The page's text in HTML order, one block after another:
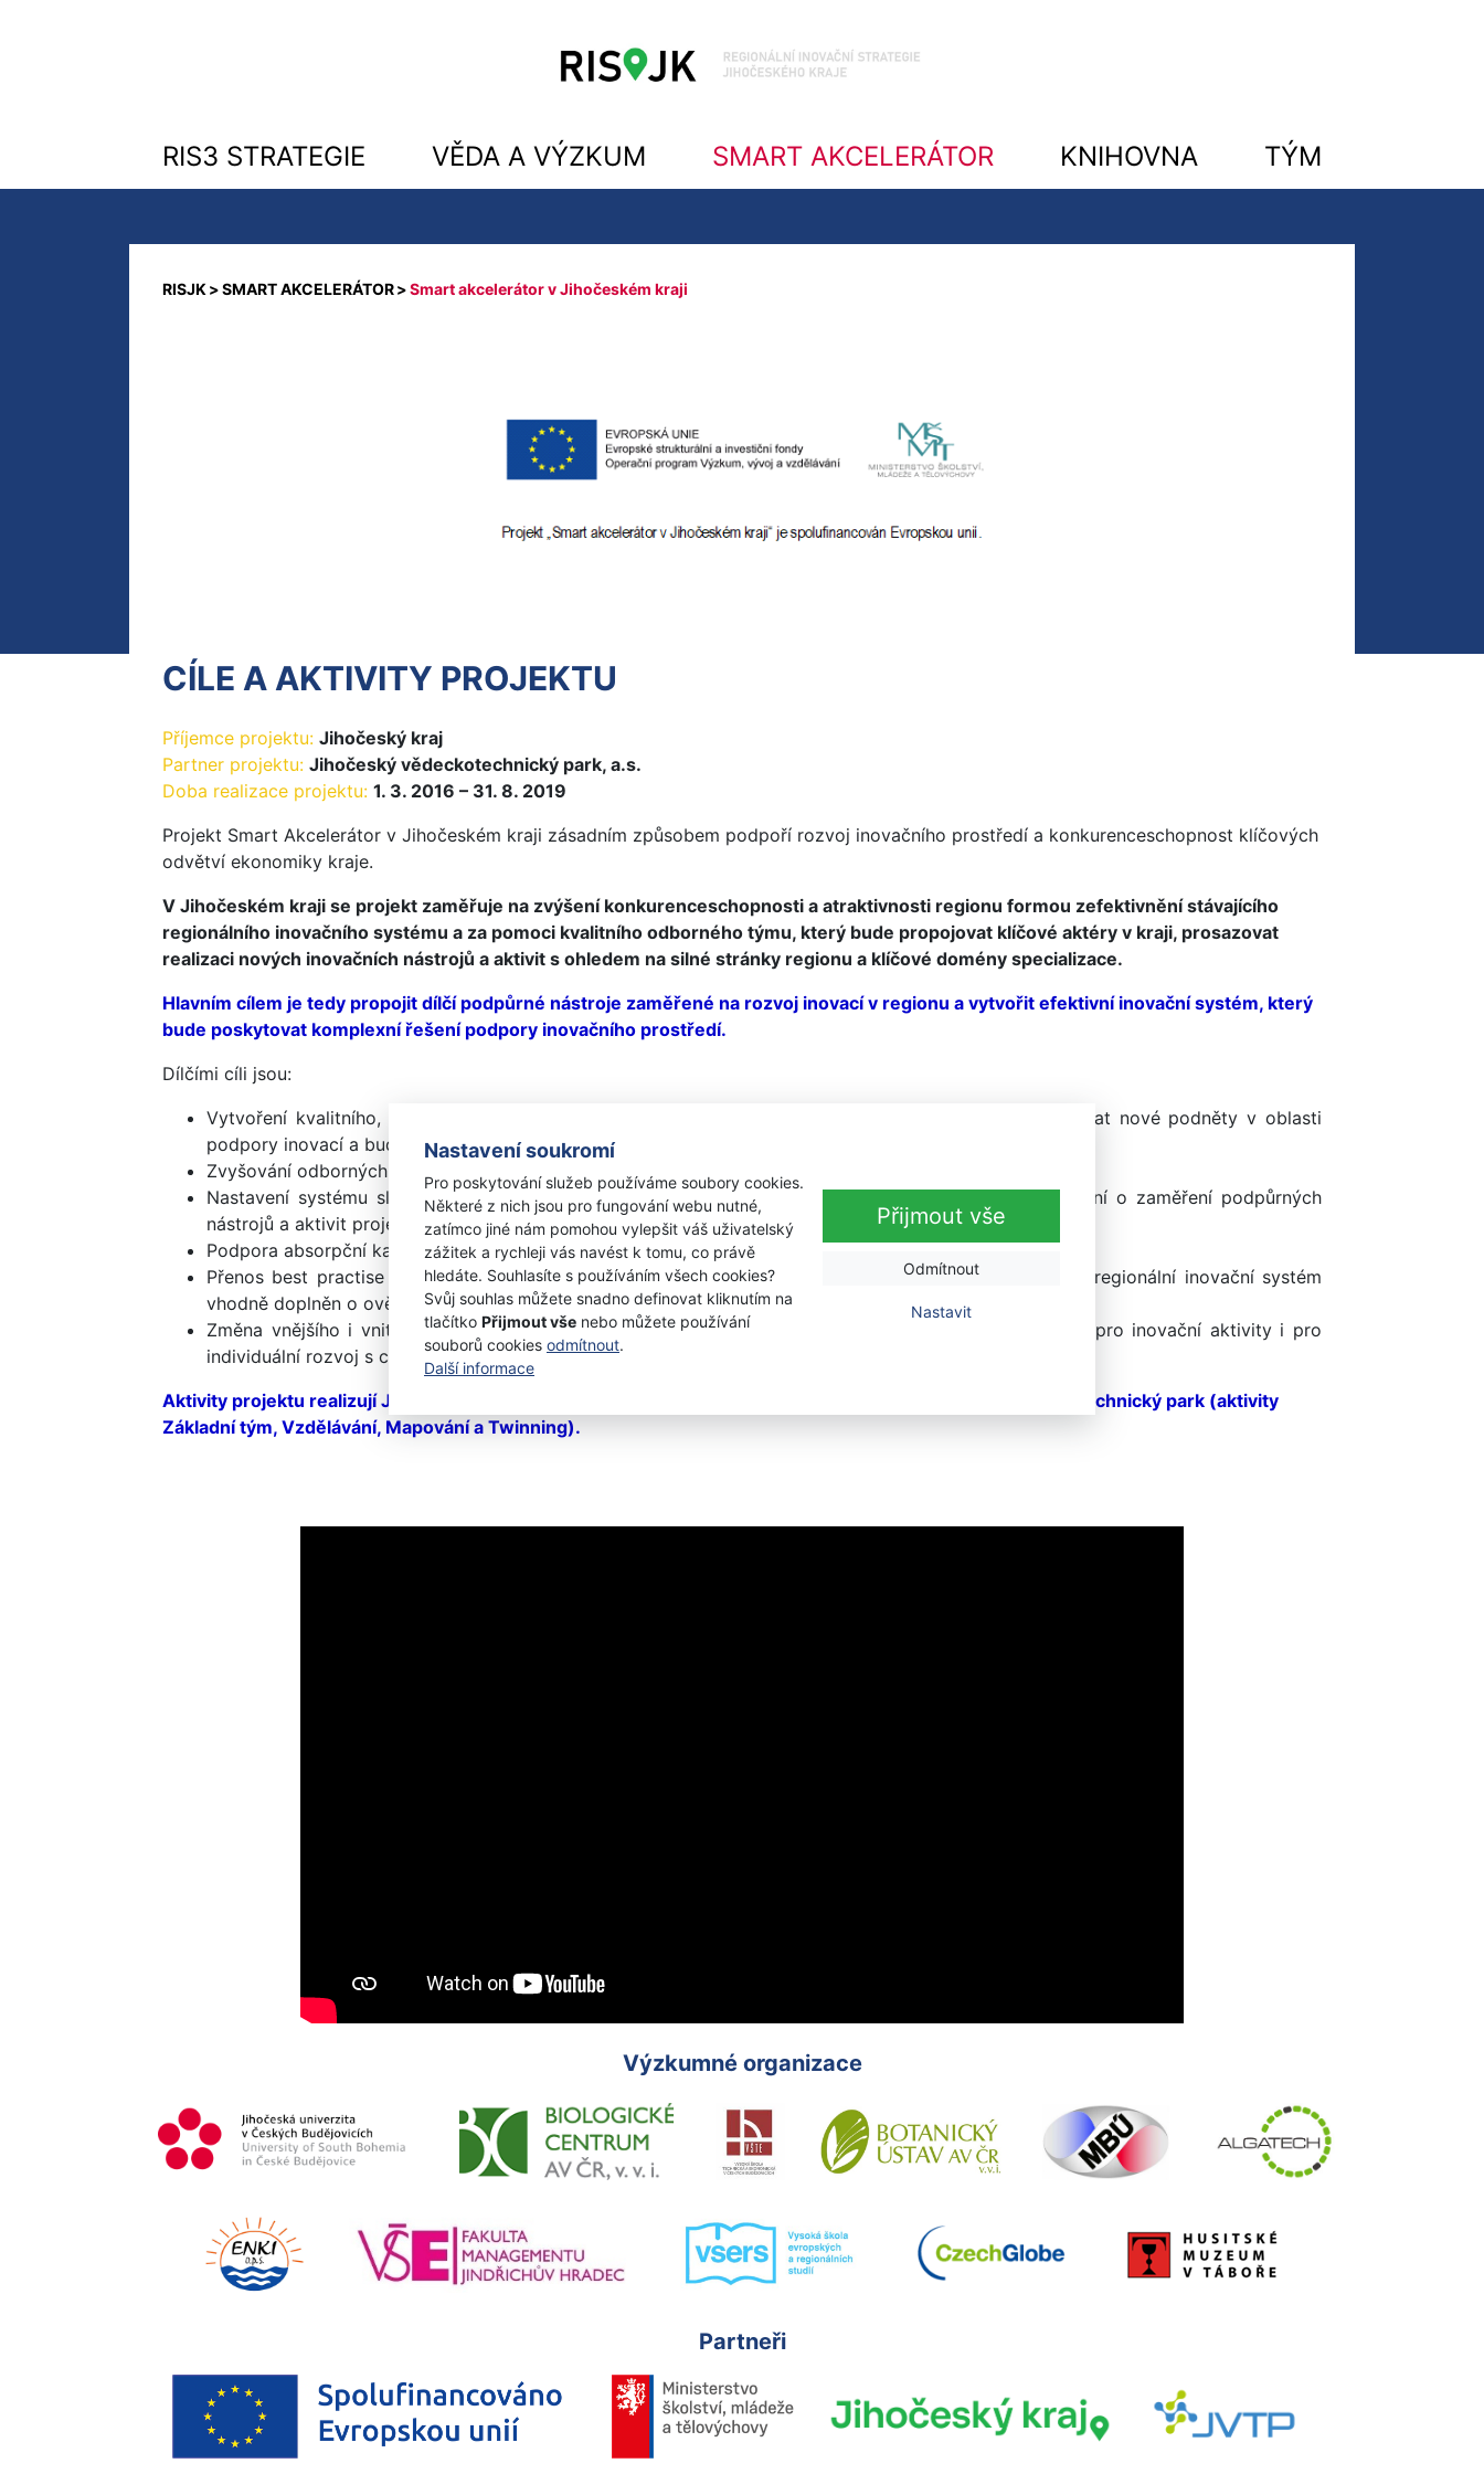
Nastavení soukromí
Pro poskytování služeb používáme soubory cookies.
Některé z nich jsou pro fungování webu nutné,
zatímco jiné nám pomohou vylepšit váš uživatelský
zážitek a rychleji vás navést k tomu, co právě
hledáte. Souhlasíte s používáním všech cookies?
Svůj souhlas můžete snadno definovat kliknutím na
tlačítko Přijmout vše nebo můžete používání
souborů cookies odmítnout.
Další informace
Přijmout vše
Odmítnout
Nastavit
RIS3 STRATEGIE VĚDA A VÝZKUM SMART AKCELERÁTOR KNIHOVNA TÝM
SMART AKCELERÁTOR Smart akcelerátor v Jihočeském kraji
CÍLE A AKTIVITY PROJEKTU
Příjemce projektu: Jihočeský kraj
Partner projektu: Jihočeský vědeckotechnický park, a.s.
Doba realizace projektu: 1. 3. 2016 – 31. 8. 2019
Projekt Smart Akcelerátor v Jihočeském kraji zásadním způsobem podpoří rozvoj inovačního prostředí a konkurenceschopnost klíčových
odvětví ekonomiky kraje.
V Jihočeském kraji se projekt zaměřuje na zvýšení konkurenceschopnosti a atraktivnosti regionu formou zefektivnění stávajícího
regionálního inovačního systému a za pomoci kvalitního odborného týmu, který bude propojovat klíčové aktéry v kraji, prosazovat
realizaci nových inovačních nástrojů a aktivit s ohledem na silné stránky regionu a klíčové domény specializace.
Hlavním cílem je tedy propojit dílčí podpůrné nástroje zaměřené na rozvoj inovací v regionu a vytvořit efektivní inovační systém, který
bude poskytovat komplexní řešení podpory inovačního prostředí.
Dílčími cíli jsou:
Vytvoření kvalitního, odborného realizačního týmu, který propojí inovační aktivity v kraji, bude iniciovat nové podněty v oblasti
podpory inovací a bude prosazovat jejich realizaci v rámci Jihočeského kraje.
Zvyšování odborných znalostí celého projektového týmu a klíčových regionálních stakeholderů.
Nastavení systému sledování vývoje inovačního prostředí Jihočeského kraje potřebného k rozhodování o zaměření podpůrných
nástrojů a aktivit projektu a jejich průběžné vyhodnocování.
Podpora absorpční kapacity regionu formou aktivity Asistence.
Přenos best practise formou Twinningu se zahraničními institucemi tak, aby mohl být nově budovaný regionální inovační systém
vhodně doplněn o ověřené nástroje.
Změna vnějšího i vnitřního pohledu na vnímání regionu jako prostoru poskytujícího vhodné podmínky pro inovační aktivity i pro
individuální rozvoj s cílem zvýšení nových inovačních investic a udržení a příliv kvalitních lidských zdrojů.
Aktivity projektu realizují Jihočeský kraj (aktivita Propagace, Vzdělávání a Asistence) a Jihočeský vědeckotechnický park (aktivity
Základní tým, Vzdělávání, Mapování a Twinning).
Výzkumné organizace
Partneři